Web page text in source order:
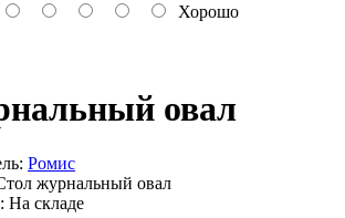
Хорошо
овал
Ромис
журнальный овал
На складе